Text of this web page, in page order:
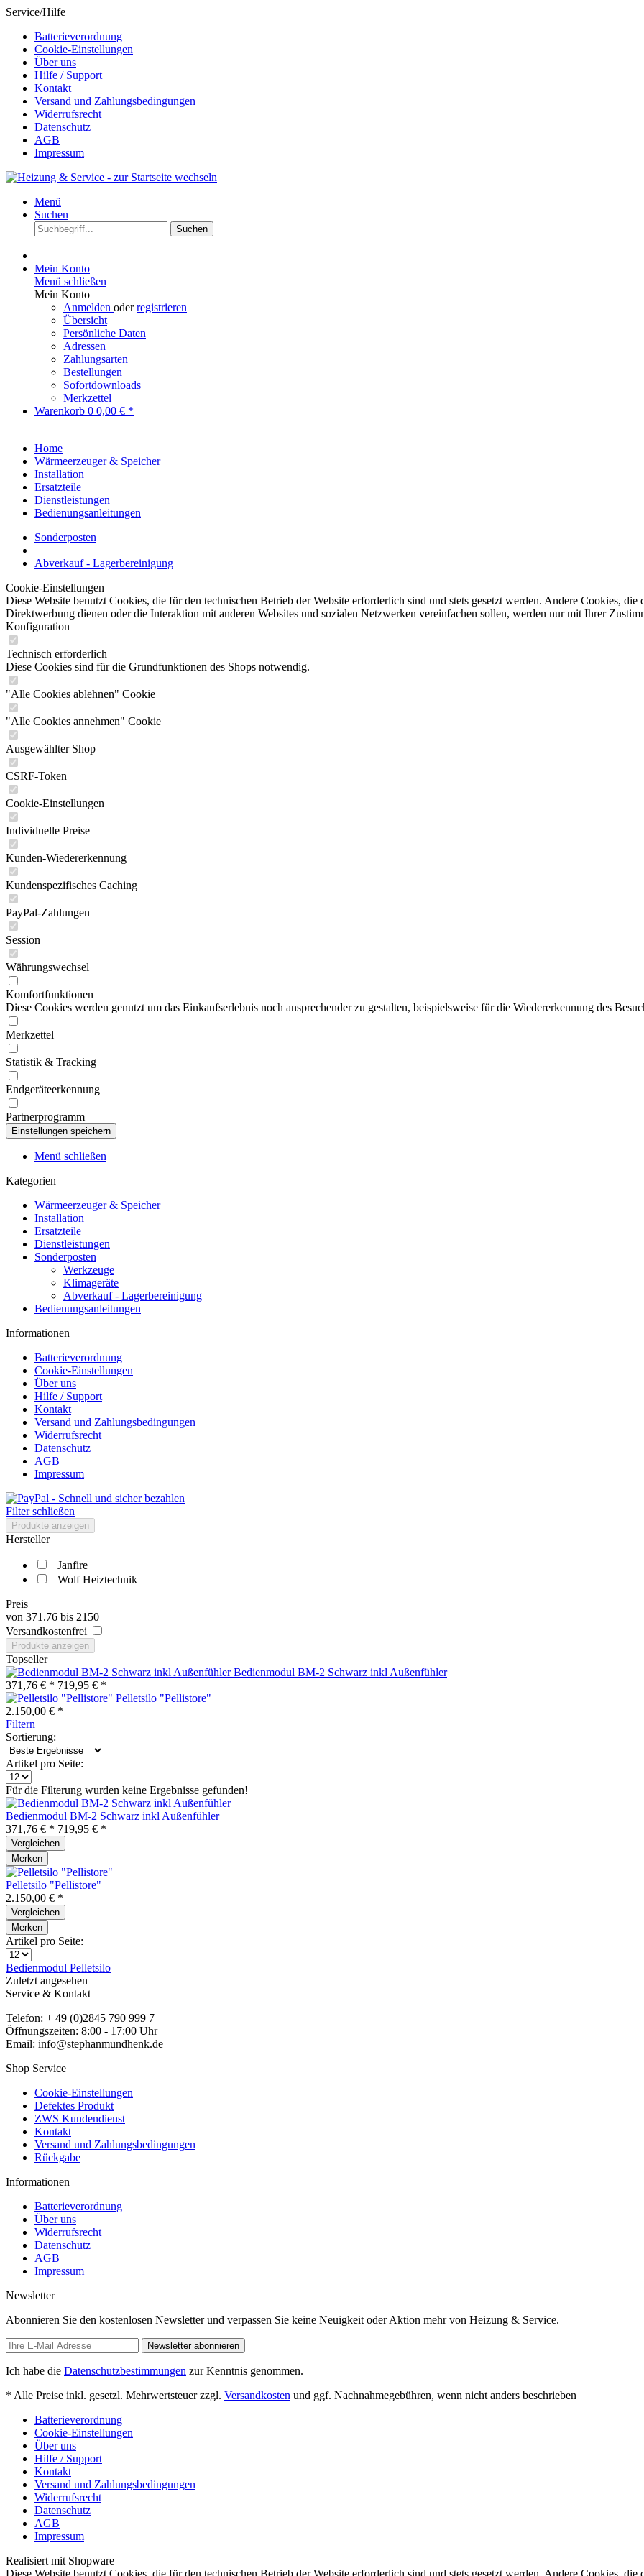
Service/Hilfe
Batterieverordnung
Cookie-Einstellungen
Über uns
Hilfe / Support
Kontakt
Versand und Zahlungsbedingungen
Widerrufsrecht
Datenschutz
AGB
Impressum
Menü
Suchen
Suchen
Mein Konto
Menü schließen
Mein Konto
Anmelden oderregistrieren
Übersicht
Persönliche Daten
Adressen
Zahlungsarten
Bestellungen
Sofortdownloads
Merkzettel
Warenkorb 0 0,00 € *
Home
Wärmeerzeuger & Speicher
Installation
Ersatzteile
Dienstleistungen
Bedienungsanleitungen
Sonderposten
Abverkauf - Lagerbereinigung
Cookie-Einstellungen
Diese Website benutzt Cookies, die für den technischen Betrieb der Website erforderlich sind und stets gesetzt werden. Andere Cookies,
Direktwerbung dienen oder die Interaktion mit anderen Websites und sozialen Netzwerken vereinfachen sollen, werden nur mit Ihrer
Konfiguration
Technisch erforderlich
Diese Cookies sind für die Grundfunktionen des Shops notwendig.
"Alle Cookies ablehnen" Cookie
"Alle Cookies annehmen" Cookie
Ausgewählter Shop
CSRF-Token
Cookie-Einstellungen
Individuelle Preise
Kunden-Wiedererkennung
Kundenspezifisches Caching
PayPal-Zahlungen
Session
Währungswechsel
Komfortfunktionen
Diese Cookies werden genutzt um das Einkaufserlebnis noch ansprechender zu gestalten, beispielsweise für die Wiedererkennung des
Merkzettel
Statistik & Tracking
Endgeräteerkennung
Partnerprogramm
Menü schließen
Kategorien
Wärmeerzeuger & Speicher
Installation
Ersatzteile
Dienstleistungen
Sonderposten
Werkzeuge
Klimageräte
Abverkauf - Lagerbereinigung
Bedienungsanleitungen
Informationen
Batterieverordnung
Cookie-Einstellungen
Über uns
Hilfe / Support
Kontakt
Versand und Zahlungsbedingungen
Widerrufsrecht
Datenschutz
AGB
Impressum
Filter schließen
Produkte anzeigen
Hersteller
Janfire
Wolf Heiztechnik
Preis
von 371.76 bis 2150
Versandkostenfrei
Produkte anzeigen
Topseller
Bedienmodul BM-2 Schwarz inkl Außenfühler
371,76 € * 719,95 € *
Pelletsilo "Pellistore"
2.150,00 € *
Filtern
Sortierung:
Artikel pro Seite:
Für die Filterung wurden keine Ergebnisse gefunden!
Bedienmodul BM-2 Schwarz inkl Außenfühler
371,76 € * 719,95 € *
Vergleichen
Merken
Pelletsilo "Pellistore"
2.150,00 € *
Vergleichen
Merken
Artikel pro Seite:
Bedienmodul Pelletsilo
Zuletzt angesehen
Service & Kontakt
Telefon: + 49 (0)2845 790 999 7
Öffnungszeiten: 8:00 - 17:00 Uhr
Email: info@stephanmundhenk.de
Shop Service
Cookie-Einstellungen
Defektes Produkt
ZWS Kundendienst
Kontakt
Versand und Zahlungsbedingungen
Rückgabe
Informationen
Batterieverordnung
Über uns
Widerrufsrecht
Datenschutz
AGB
Impressum
Newsletter
Abonnieren Sie den kostenlosen Newsletter und verpassen Sie keine Neuigkeit oder Aktion mehr von Heizung & Service.
Newsletter abonnieren
Ich habe die Datenschutzbestimmungen zur Kenntnis genommen.
* Alle Preise inkl. gesetzl. Mehrwertsteuer zzgl. Versandkosten und ggf. Nachnahmegebühren, wenn nicht anders beschrieben
Batterieverordnung
Cookie-Einstellungen
Über uns
Hilfe / Support
Kontakt
Versand und Zahlungsbedingungen
Widerrufsrecht
Datenschutz
AGB
Impressum
Realisiert mit Shopware
Diese Website benutzt Cookies, die für den technischen Betrieb der Website erforderlich sind und stets gesetzt werden. Andere Cookies,